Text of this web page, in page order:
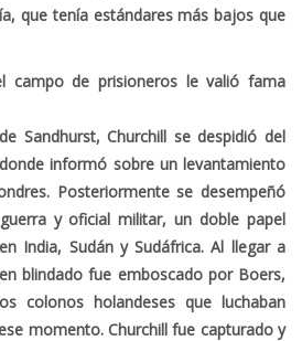
que tenía estándares más bajos que
campo de prisioneros le valió fama
Sandhurst, Churchill se despidió del
informó sobre un levantamiento
Posteriormente se desempeñó
y oficial militar, un doble papel
India, Sudán y Sudáfrica. Al llegar a
blindado fue emboscado por Boers,
colonos holandeses que luchaban
momento. Churchill fue capturado y